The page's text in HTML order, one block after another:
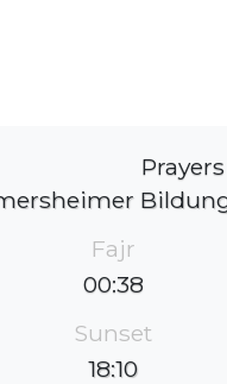
Fajr
00:38
Sunset
18:10